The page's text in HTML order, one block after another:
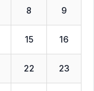
8 9
15 16
22 23